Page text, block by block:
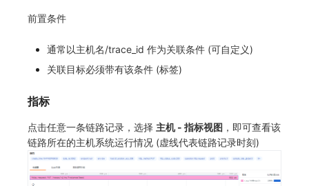
前置条件
通常以主机名/trace_id 作为关联条件 (可自定义)
关联目标必须带有该条件 (标签)
指标
点击任意一条链路记录，选择 主机 - 指标视图 ，即可查看该
链路所在的主机系统运行情况 (虚线代表链路记录时刻)